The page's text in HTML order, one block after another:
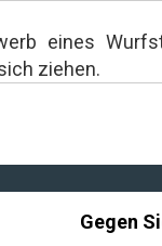
eines
ziehen.
Gegen